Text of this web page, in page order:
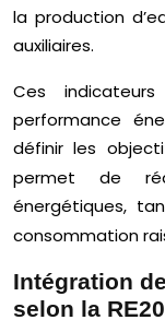
la production
auxiliaires.
Ces
performance
définir les
permet de
énergétiques,
consommation
Intégration
selon la